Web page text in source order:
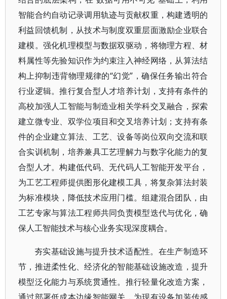
智能合约自动记录调用轨迹与贡献权重，构建透明的
利益回馈机制，从技术与制度双重层面激励企业联合
建模。强化机理模型与数据双驱动，将物理方程、材
料属性等先验知识作为约束注入神经网络，从算法结
构上抑制违背物理规律的“幻觉”，确保任务输出符合
行业逻辑。推行复合型人才培养计划，支持有条件的
高校加强人工智能与制造业相关学科交叉融合，探索
建立微专业、双学位项目和交叉培养计划；支持有条
件的企业建立算法、工艺、设备等岗位双向交流和联
合实训机制，培养兼具工艺理解力与数字化能力的复
合型人才。构建低代码、无代码人工智能开发平台，
为工艺工程师提供图形化建模工具，将复杂算法封装
为标准模块，降低技术应用门槛。组建混合团队，由
工艺专家与算法工程师共同负责模型迭代与优化，确
保人工智能技术与核心业务实现深度耦合。
夯实基础设施与提升技术适配性。在生产制造环
节，推进柔性化、经济化的智能基础设施改造，提升
模型泛化能力与系统贯通性。推行轻量化改造方案，